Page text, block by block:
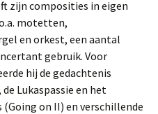
zijn composities in eigen
motetten,
en orkest, een aantal
gebruik. Voor
hij de gedachtenis
Lukaspassie en het
(Going on II) en verschillende